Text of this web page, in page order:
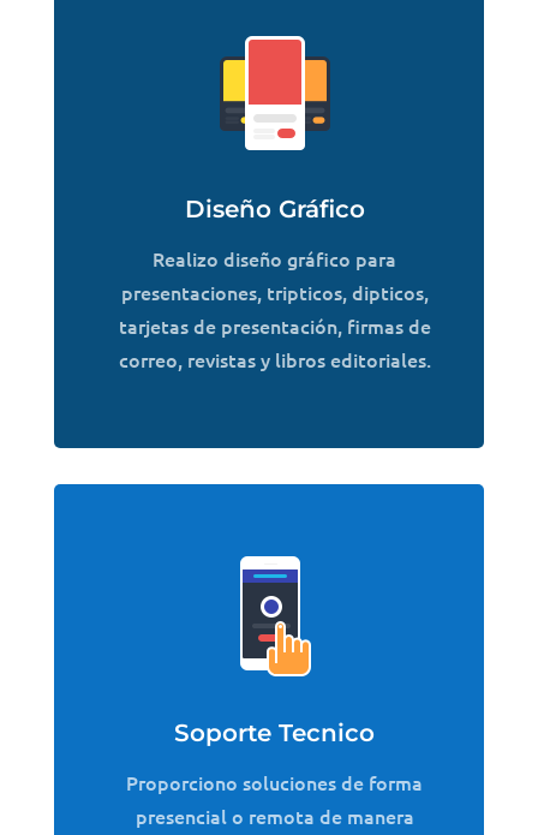
Diseño Gráfico
Realizo diseño gráfico para
presentaciones, tripticos, dipticos,
tarjetas de presentación, firmas de
correo, revistas y libros editoriales.
Soporte Tecnico
Proporciono soluciones de forma
presencial o remota de manera